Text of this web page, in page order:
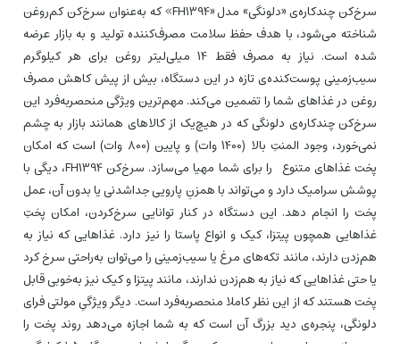
سرخ‌کن چندکاره‌ی «دلونگی» مدل «FH1394» که به‌عنوان سرخ‌کن کم‌‌روغن
شناخته می‌شود، با هدف حفظ سلامت مصرف‌کننده تولید و به بازار عرضه
شده است. نیاز به مصرف فقط 14 میلی‌لیتر روغن برای هر کیلوگرم
سیب‌زمینی پوست‌کنده‌ی تازه در این دستگاه، بیش از پیش کاهش مصرف
روغن در غذاهای شما را تضمین می‌کند. مهم‌ترین ویژگی منحصربه‌فرد این
سرخ‌کن چندکاره‌ی دلونگی که در هیچ‌یک از کالاهای همانند بازار به چشم
نمی‌خورد، وجود المنتِ بالا (1400 وات) و پایین (800 وات) است که امکان
پخت غذاهای متنوع را برای شما مهیا می‌سازد. سرخ‌کن FH1394، دیگی با
پوشش سرامیک دارد و می‌تواند با همزنِ پارویی جداشدنی یا بدون آن، عمل
پخت را انجام دهد. این دستگاه در کنار توانایی سرخ‌کردن، امکان پختِ
غذاهایی همچون پیتزا، کیک و انواع پاستا را نیز دارد. غذاهایی که نیاز به
هم‌زدن دارند، مانند تکه‌های مرغ یا سیب‌زمینی را می‌توان به‌راحتی سرخ کرد
یا حتی غذاهایی که نیاز به هم‌زدن ندارند، مانند پیتزا و کیک نیز به‌خوبی قابل
پخت هستند که از این نظر کاملا منحصربه‌فرد است. دیگر ویژگیِ مولتی فرای
دلونگی، پنجره‌ی دید بزرگ آن است که به شما اجازه می‌دهد روند پخت را
بدون ازدست‌دادن حرارت بررسی کنید. گنجایش این دستگاه 1.5 کیلوگرم